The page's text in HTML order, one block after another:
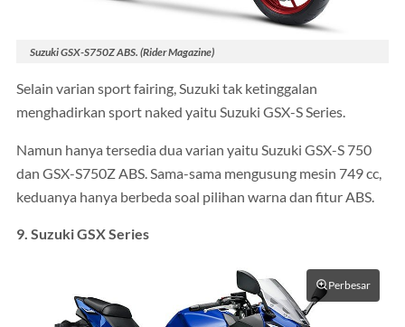
Suzuki GSX-S750Z ABS. (Rider Magazine)
Selain varian sport fairing, Suzuki tak ketinggalan
menghadirkan sport naked yaitu Suzuki GSX-S Series.
Namun hanya tersedia dua varian yaitu Suzuki GSX-S 750
dan GSX-S750Z ABS. Sama-sama mengusung mesin 749 cc,
keduanya hanya berbeda soal pilihan warna dan fitur ABS.
9. Suzuki GSX Series
Perbesar